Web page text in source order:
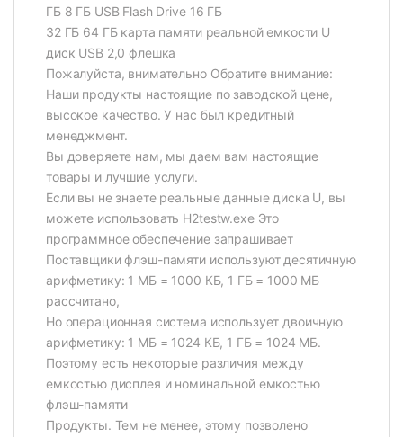
ГБ 8 ГБ USB Flash Drive 16 ГБ
32 ГБ 64 ГБ карта памяти реальной емкости U
диск USB 2,0 флешка
Пожалуйста, внимательно Обратите внимание:
Наши продукты настоящие по заводской цене,
высокое качество. У нас был кредитный
менеджмент.
Вы доверяете нам, мы даем вам настоящие
товары и лучшие услуги.
Если вы не знаете реальные данные диска U, вы
можете использовать H2testw.exe Это
программное обеспечение запрашивает
Поставщики флэш-памяти используют десятичную
арифметику: 1 МБ = 1000 КБ, 1 ГБ = 1000 МБ
рассчитано,
Но операционная система использует двоичную
арифметику: 1 МБ = 1024 КБ, 1 ГБ = 1024 МБ.
Поэтому есть некоторые различия между
емкостью дисплея и номинальной емкостью
флэш-памяти
Продукты. Тем не менее, этому позволено